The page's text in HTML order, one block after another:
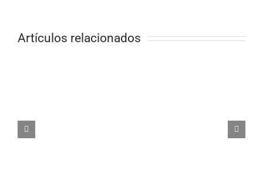
Artículos relacionados